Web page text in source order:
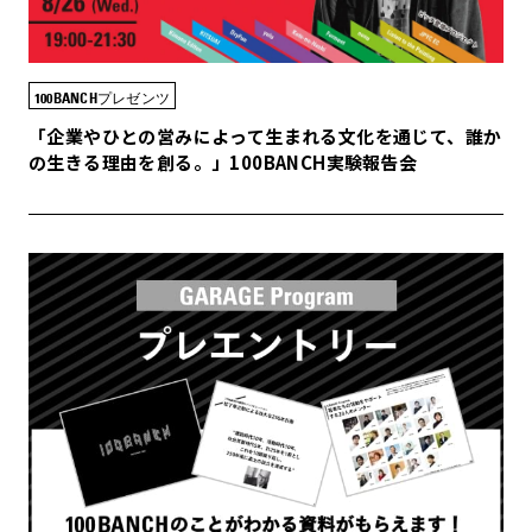
100BANCHプレゼンツ
「企業やひとの営みによって生まれる文化を通じて、誰か
の生きる理由を創る。」100BANCH実験報告会